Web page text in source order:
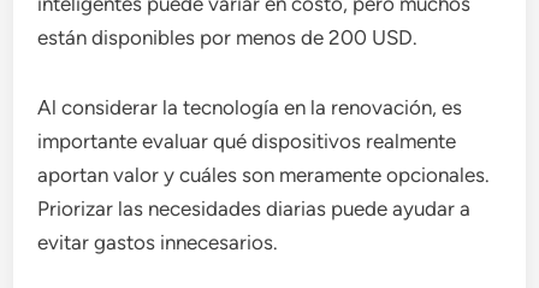
están disponibles por menos de 200 USD.
Al considerar la tecnología en la renovación, es
importante evaluar qué dispositivos realmente
aportan valor y cuáles son meramente opcionales.
Priorizar las necesidades diarias puede ayudar a
evitar gastos innecesarios.